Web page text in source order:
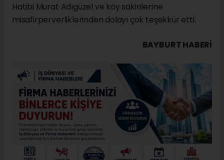
Hatibi Murat Adıgüzel ve köy sakinlerine
misafirperverliklerinden dolayı çok teşekkür etti.
BAYBURT HABERİ